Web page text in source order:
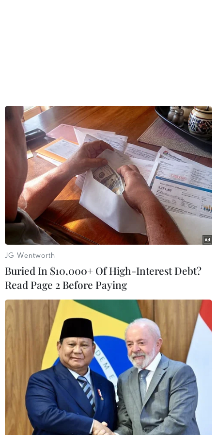
trên vai ‘các ông lớn’
07/03/2019 10:11
‘Nhà giá rẻ’ hiu hắt, căn hộ cao cấp
áp đảo thị trường về nguồn cung
05/03/2019 01:53
Năm 2019: Bớt gánh nặng hành
chính, doanh nghiệp SME sẽ bứt phá
04/03/2019 22:57
Con tàu Vinalines: Hồi sinh từ ‘bùn
lầy’ để vươn mình ra khơi
04/03/2019 08:12
Tỷ giá USD sẽ diễn biến như thế nào
trong năm 2019?
04/03/2019 08:09
JG Wentworth
Buried In $10,000+ Of High-Interest Debt?
Read Page 2 Before Paying